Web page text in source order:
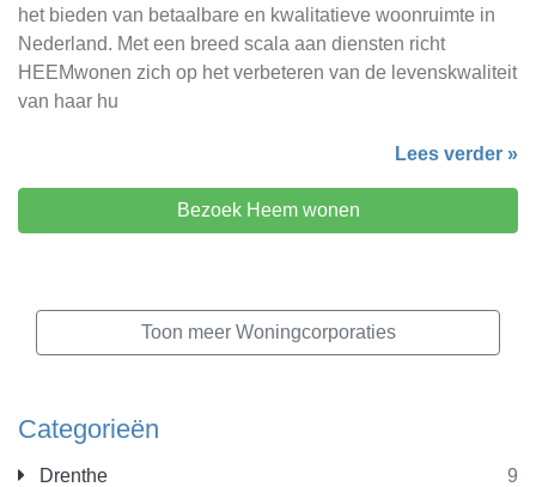
Categorieën
Drenthe 9
het bieden van betaalbare en kwalitatieve woonruimte in
Nederland. Met een breed scala aan diensten richt
HEEMwonen zich op het verbeteren van de levenskwaliteit
van haar hu
Lees verder »
Bezoek Heem wonen
Toon meer Woningcorporaties